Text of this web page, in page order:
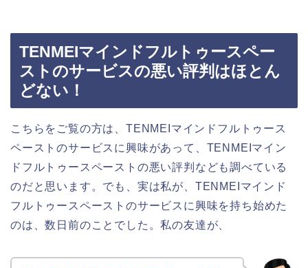
TENMEIマインドフルトゥースペー
ストのサービスの悪い評判はほとん
どない！
こちらをご覧の方は、TENMEIマインドフルトゥース
ペーストのサービスに興味があって、TENMEIマイン
ドフルトゥースペーストの悪い評判なども調べている
のだと思います。でも、実は私が、TENMEIマインド
フルトゥースペーストのサービスに興味を持ち始めた
のは、数日前のことでした。私の友達が、